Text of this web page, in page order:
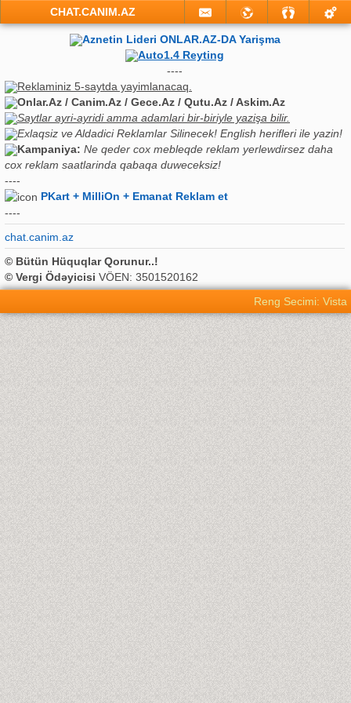
CHAT.CANIM.AZ
Aznetin Lideri ONLAR.AZ-DA Yarişma
Auto1.4 Reyting
----
Reklaminiz 5-saytda yayimlanacaq.
Onlar.Az / Canim.Az / Gece.Az / Qutu.Az / Askim.Az
Saytlar ayri-ayridi amma adamlari bir-biriyle yazişa bilir.
Exlaqsiz ve Aldadici Reklamlar Silinecek! English herifleri ile yazin!
Kampaniya: Ne qeder cox mebleqde reklam yerlewdirsez daha
cox reklam saatlarinda qabaqa duweceksiz!
----
PKart + MilliOn + Emanat Reklam et
----
chat.canim.az
© Bütün Hüquqlar Qorunur..!
© Vergi Ödəyicisi VÖEN: 3501520162
Reng Secimi: Vista